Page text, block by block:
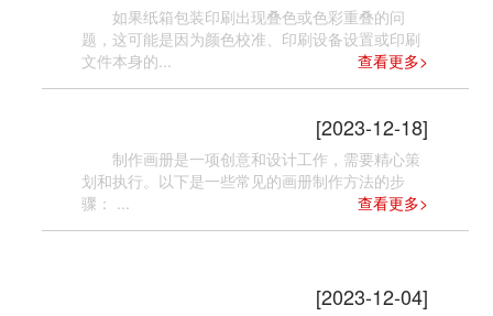
如果纸箱包装印刷出现叠色或色彩重叠的问
题，这可能是因为颜色校准、印刷设备设置或印刷
文件本身的...
查看更多>
[2023-12-18]
制作画册是一项创意和设计工作，需要精心策
划和执行。以下是一些常见的画册制作方法的步
骤： ...
查看更多>
[2023-12-04]